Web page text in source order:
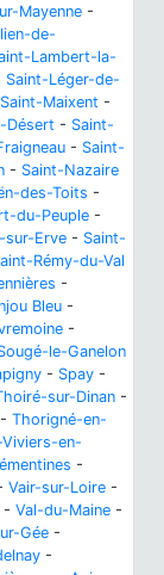
Mayenne -
de-
Lambert-la-
Saint-Léger-de-
Saint-Maixent -
Désert - Saint-
- Saint-
- Saint-Nazaire
des-Toits -
du-Peuple -
sur-Erve - Saint-
Rémy-du-Val
-
Bleu -
-
le-Ganelon
- Spay -
sur-Dinan -
- Thorigné-en-
en-
-
Vair-sur-Loire -
- Val-du-Maine -
Gée -
-